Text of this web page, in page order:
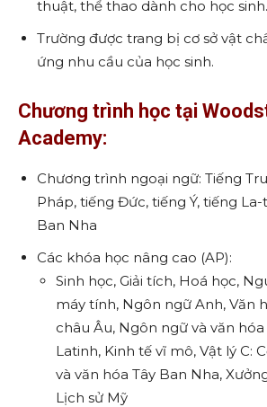
thuật, thể thao dành cho học sinh.
Trường được trang bị cơ sở vật
ứng nhu cầu của học sinh.
Chương trình học tại
Academy:
Chương trình ngoại ngữ: Tiếng
Pháp, tiếng Đức, tiếng Ý, tiếng
Ban Nha
Các khóa học nâng cao (AP):
Sinh học, Giải tích, Hoá học,
máy tính, Ngôn ngữ Anh, Văn
châu Âu, Ngôn ngữ và văn hóa
Latinh, Kinh tế vĩ mô, Vật lý C:
và văn hóa Tây Ban Nha,
Lịch sử Mỹ